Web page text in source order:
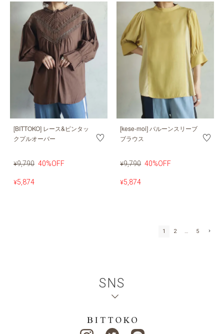
[BITTOKO] レース&ピンタッ
クプルオーバー
¥9,790 40%OFF
¥5,874
[kese-moi] バルーンスリーブ
ブラウス
¥9,790 40%OFF
¥5,874
1 2 … 5
SNS